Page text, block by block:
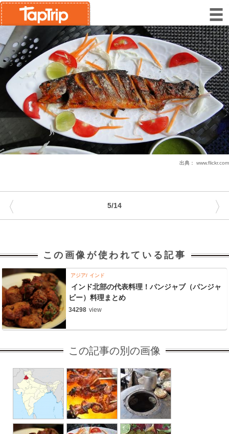
出典： www.flickr.com
5/14
〈 〉
この画像が使われている記事
アジア インド
インド北部の代表料理！パンジャブ（パンジャ
ビー）料理まとめ
34298 view
この記事の別の画像